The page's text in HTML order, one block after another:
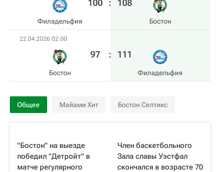
Филадельфия
100 : 108
Бостон
22.04.2026 02:00
Бостон
97 : 111
Филадельфия
Общее Майами Хит Бостон Селтикс
"Бостон" на выезде
победил "Детройт" в
матче регулярного
Член баскетбольного
Зала славы Уэстфал
скончался в возрасте 70